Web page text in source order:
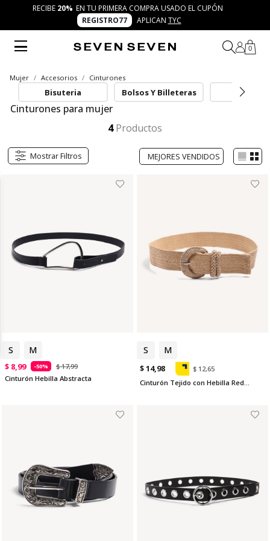
RECIBE 20% EN TU PRIMERA COMPRA USADO EL CUPÓN
REGISTRO77
APLICAN TYC
0
Mujer Accesorios Cinturones
Bisuteria Bolsos Y Billeteras
Cinturones para mujer
4Productos
Mostrar Filtros
S M
$ 8,99 -50%
$ 17,99
Cinturón Hebilla Abstracta
S M
$ 14,98
$ 12,65